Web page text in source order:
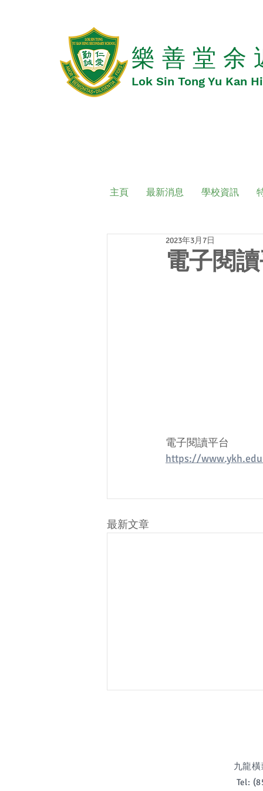
樂 善 堂 余
​​Lok Sin Tong Yu Kan
主頁 最新消息 學校資訊
電子閱
2023年3月7日
電子閱讀平台
https://
最新文章
九龍
Tel: